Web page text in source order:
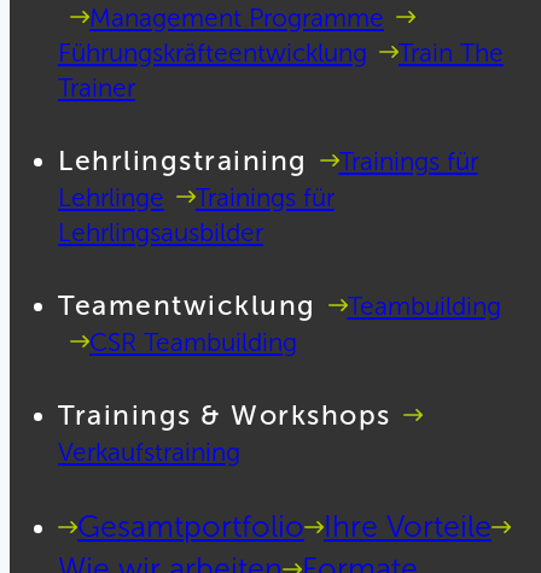
Management Programme
Führungskräfteentwicklung
Train The
Trainer
Lehrlingstraining
Trainings für
Lehrlinge
Trainings für
Lehrlingsausbilder
Teamentwicklung
Teambuilding
CSR Teambuilding
Trainings & Workshops
Verkaufstraining
Gesamtportfolio
Ihre Vorteile